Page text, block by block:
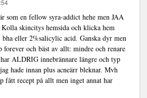
som en fellow syra-addict hehe men JAA
skincitys hemsida och klicka hem
bha eller 2%salicylic acid. Ganska dyr men
forever och bäst av allt: mindre och renare
ALDRIG innebrännare längre och typ
hade innan plus acneärr bleknar. Mvh
fått recept på allt men inget annat har